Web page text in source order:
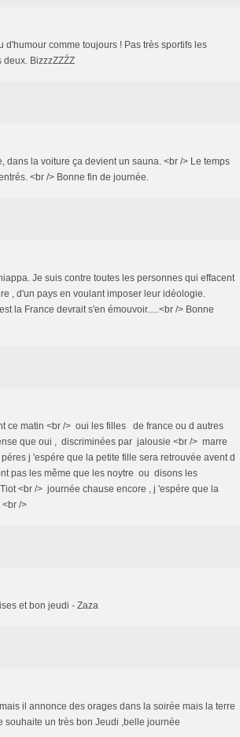
comme toujours ! Pas très sportifs les
BizzzZZŹZ
dans la voiture ça devient un sauna. <br /> Le temps
<br /> Bonne fin de journée.
Je suis contre toutes les personnes qui effacent
, d'un pays en voulant imposer leur idéologie.
la France devrait s'en émouvoir.....<br /> Bonne
ce matin <br /> oui les filles de france ou d autres
que oui , discriminées par jalousie <br /> marre
j 'espére que la petite fille sera retrouvée avent d
pas les même que les noytre ou disons les
<br /> journée chause encore , j 'espére que la
/>
et bon jeudi - Zaza
il annonce des orages dans la soirée mais la terre
souhaite un très bon Jeudi ,belle journée